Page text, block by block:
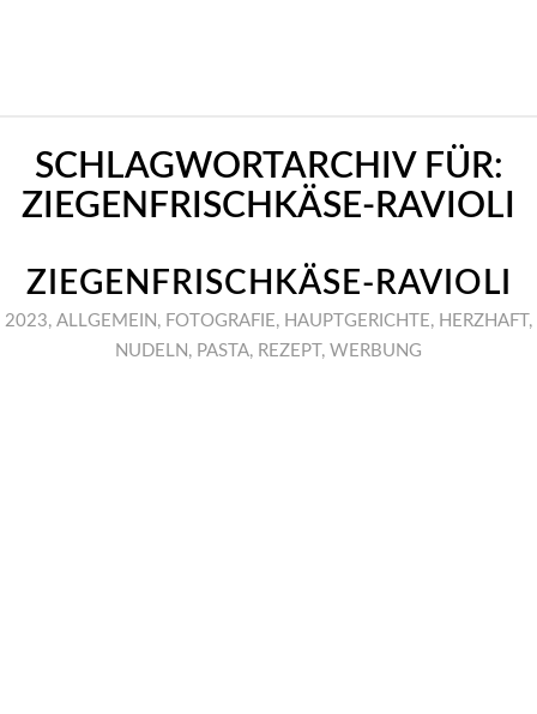
SCHLAGWORTARCHIV FÜR:
ZIEGENFRISCHKÄSE-RAVIOLI
ZIEGENFRISCHKÄSE-RAVIOLI
2023, ALLGEMEIN , FOTOGRAFIE, HAUPTGERICHTE, HERZHAFT ,
NUDELN , PASTA, REZEPT , WERBUNG